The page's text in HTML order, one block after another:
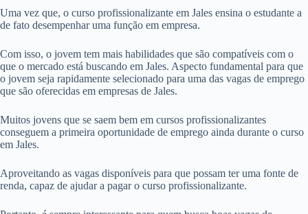
Uma vez que, o curso profissionalizante em Jales ensina o estudante a
de fato desempenhar uma função em empresa.
Com isso, o jovem tem mais habilidades que são compatíveis com o
que o mercado está buscando em Jales. Aspecto fundamental para que
o jovem seja rapidamente selecionado para uma das vagas de emprego
que são oferecidas em empresas de Jales.
Muitos jovens que se saem bem em cursos profissionalizantes
conseguem a primeira oportunidade de emprego ainda durante o curso
em Jales.
Aproveitando as vagas disponíveis para que possam ter uma fonte de
renda, capaz de ajudar a pagar o curso profissionalizante.